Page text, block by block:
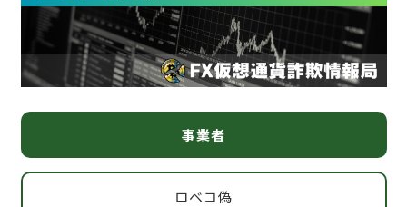
事業者
ロベコ偽